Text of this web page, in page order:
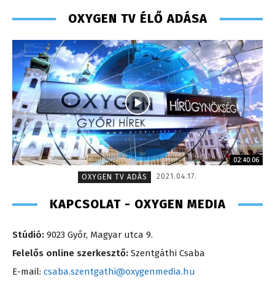
OXYGEN TV ÉLŐ ADÁSA
02:40:06
OXYGEN TV ADÁS
2021.04.17.
KAPCSOLAT - OXYGEN MEDIA
Stúdió: 9023 Győr, Magyar utca 9.
Felelős online szerkesztő: Szentgáthi Csaba
E-mail: csaba.szentgathi@oxygenmedia.hu